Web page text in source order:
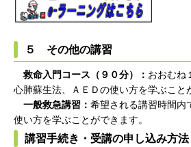
５ その他の講習
救命入門コース（９０分）： おおむね
心肺蘇生法、ＡＥＤの使い方を学ぶこと
一般救急講習： 希望される講習時間内
使い方を学ぶことができます。
講習手続き・受講の申し込み方法